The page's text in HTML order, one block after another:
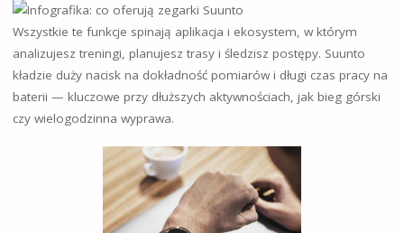
Wszystkie te funkcje spinają aplikacja i ekosystem, w którym
analizujesz treningi, planujesz trasy i śledzisz postępy. Suunto
kładzie duży nacisk na dokładność pomiarów i długi czas pracy na
baterii — kluczowe przy dłuższych aktywnościach, jak bieg górski
czy wielogodzinna wyprawa.